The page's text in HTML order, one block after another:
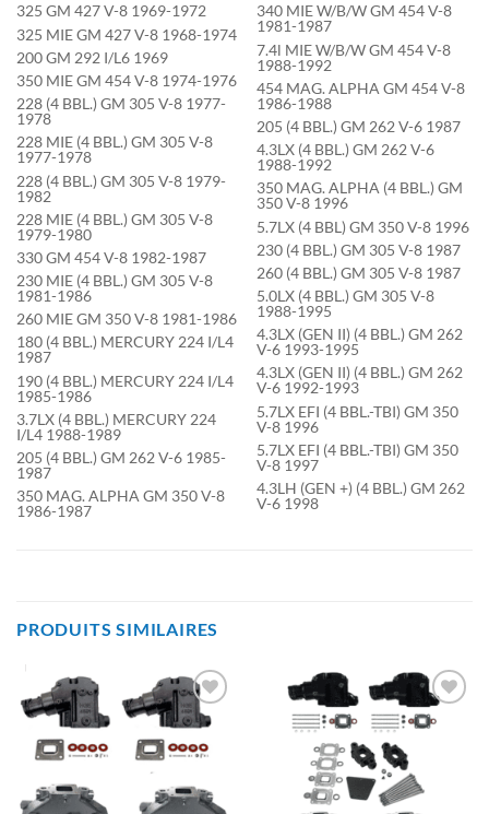
325 GM 427 V-8 1969-1972
325 MIE GM 427 V-8 1968-1974
200 GM 292 I/L6 1969
350 MIE GM 454 V-8 1974-1976
228 (4 BBL.) GM 305 V-8 1977-
1978
228 MIE (4 BBL.) GM 305 V-8
1977-1978
228 (4 BBL.) GM 305 V-8 1979-
1982
228 MIE (4 BBL.) GM 305 V-8
1979-1980
330 GM 454 V-8 1982-1987
230 MIE (4 BBL.) GM 305 V-8
1981-1986
260 MIE GM 350 V-8 1981-1986
180 (4 BBL.) MERCURY 224 I/L4
1987
190 (4 BBL.) MERCURY 224 I/L4
1985-1986
3.7LX (4 BBL.) MERCURY 224
I/L4 1988-1989
205 (4 BBL.) GM 262 V-6 1985-
1987
350 MAG. ALPHA GM 350 V-8
1986-1987
340 MIE W/B/W GM 454 V-8
1981-1987
7.4l MIE W/B/W GM 454 V-8
1988-1992
454 MAG. ALPHA GM 454 V-8
1986-1988
205 (4 BBL.) GM 262 V-6 1987
4.3LX (4 BBL.) GM 262 V-6
1988-1992
350 MAG. ALPHA (4 BBL.) GM
350 V-8 1996
5.7LX (4 BBL) GM 350 V-8 1996
230 (4 BBL.) GM 305 V-8 1987
260 (4 BBL.) GM 305 V-8 1987
5.0LX (4 BBL.) GM 305 V-8
1988-1995
4.3LX (GEN II) (4 BBL.) GM 262
V-6 1993-1995
4.3LX (GEN II) (4 BBL.) GM 262
V-6 1992-1993
5.7LX EFI (4 BBL.-TBI) GM 350
V-8 1996
5.7LX EFI (4 BBL.-TBI) GM 350
V-8 1997
4.3LH (GEN +) (4 BBL.) GM 262
V-6 1998
PRODUITS SIMILAIRES
AJOUTER
À LA
LISTE
D’ENVIES
AJOUTER
LISTE
D’ENVIES